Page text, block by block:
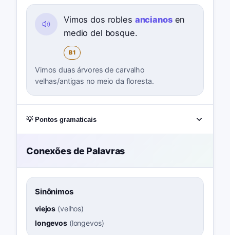
Vimos dos robles ancianosen
medio del bosque.
B1
Vimos duas árvores de carvalho
velhas/antigas no meio da floresta.
💡 Pontos gramaticais
Conexões de Palavras
Sinônimos
viejos (velhos)
longevos(longevos)